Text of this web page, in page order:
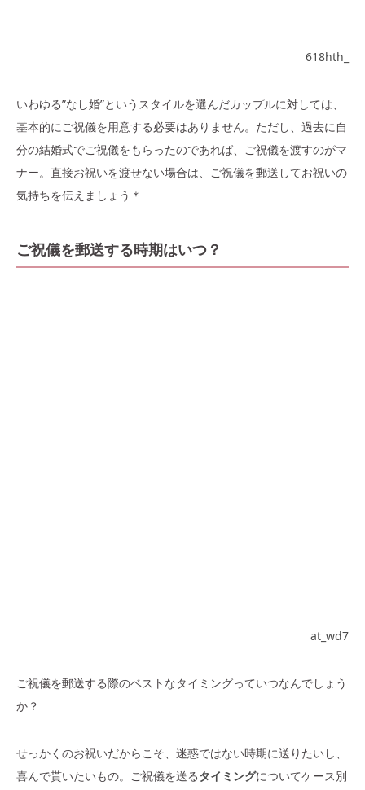
618hth_
いわゆる”なし婚”というスタイルを選んだカップルに対しては、
基本的にご祝儀を用意する必要はありません。ただし、過去に自
分の結婚式でご祝儀をもらったのであれば、ご祝儀を渡すのがマ
ナー。直接お祝いを渡せない場合は、ご祝儀を郵送してお祝いの
気持ちを伝えましょう＊
ご祝儀を郵送する時期はいつ？
at_wd7
ご祝儀を郵送する際のベストなタイミングっていつなんでしょう
か？
せっかくのお祝いだからこそ、迷惑ではない時期に送りたいし、
喜んで貰いたいもの。ご祝儀を送るタイミングについてケース別